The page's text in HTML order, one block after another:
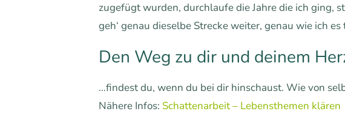
zugefügt wurden, durchlaufe die Jahre die ich ging,
geh‘ genau dieselbe Strecke weiter, genau wie ich
Den Weg zu dir und deinem
…findest du, wenn du bei dir hinschaust. Wie von
Nähere Infos: Schattenarbeit – Lebensthemen klären